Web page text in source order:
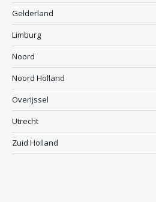
Gelderland
Limburg
Noord
Noord Holland
Overijssel
Utrecht
Zuid Holland